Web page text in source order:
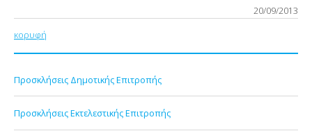
20/09/2013
κορυφή
Προσκλήσεις Δημοτικής Επιτροπής
Προσκλήσεις Εκτελεστικής Επιτροπής